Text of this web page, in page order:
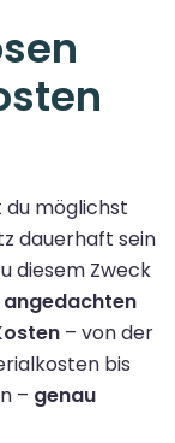
du möglichst
dauerhaft sein
diesem Zweck
angedachten
– von der
bis
– genau